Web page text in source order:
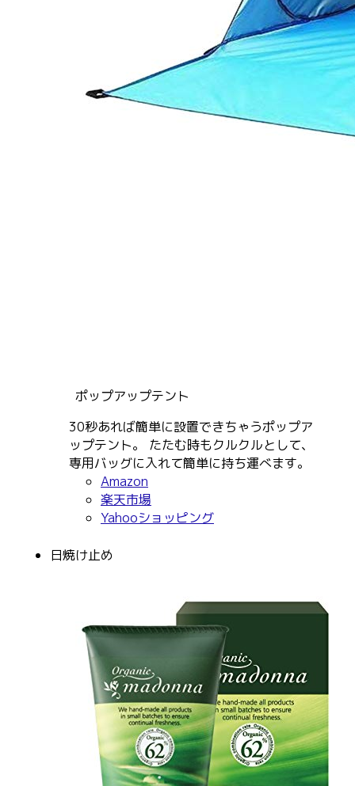
ポップアップテント
30秒あれば簡単に設置できちゃうポップア
ップテント。 たたむ時もクルクルとして、
専用バッグに入れて簡単に持ち運べます。
Amazon
楽天市場
Yahooショッピング
日焼け止め